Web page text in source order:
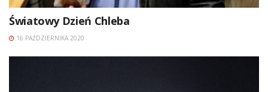
Światowy Dzień Chleba
16 PAŹDZIERNIKA 2020